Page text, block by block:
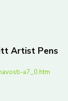
Artist Pens
a7_0.htm